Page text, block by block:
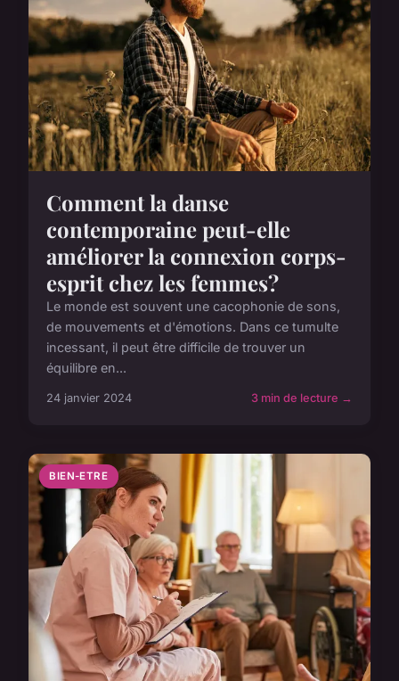
Comment la danse
contemporaine peut-elle
améliorer la connexion corps-
esprit chez les femmes?
Le monde est souvent une cacophonie de sons,
de mouvements et d'émotions. Dans ce tumulte
incessant, il peut être difficile de trouver un
équilibre en...
24 janvier 2024 3 min de lecture →
BIEN-ETRE